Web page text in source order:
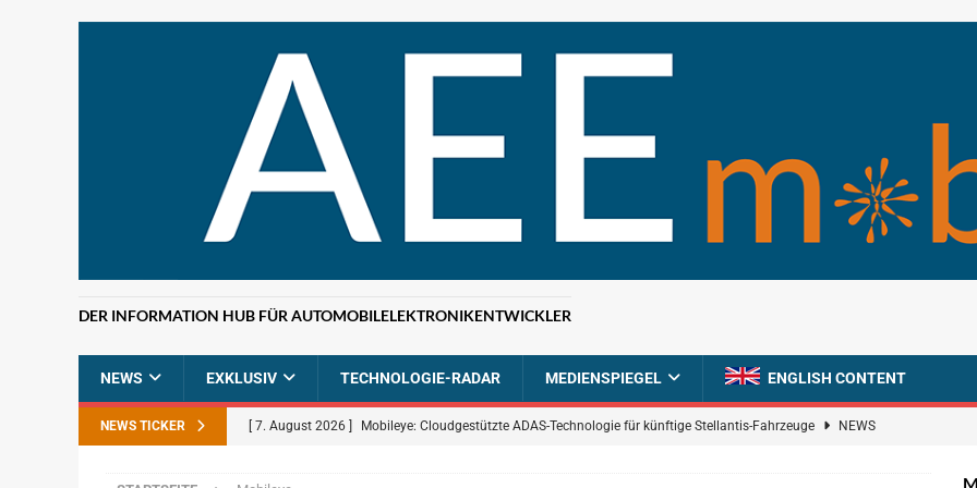
DER INFORMATION HUB FÜR AUTOMOBILELEKTRONIKENTWICKLER
NEWS EXKLUSIV TECHNOLOGIE-RADAR MEDIENSPIEGEL ENGLISH CONTENT
NEWS TICKER [ 7. August 2026 ] Mobileye: Cloudgestützte ADAS-Technologie für künftige Stellantis-Fahrzeuge NEWS